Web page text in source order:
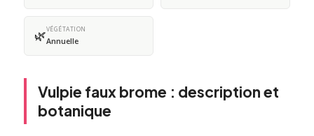
🌿VÉGÉTATION
Annuelle
Vulpie faux brome : description et
botanique